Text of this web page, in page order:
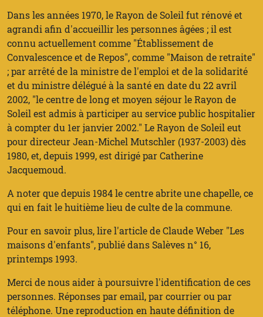
Dans les années 1970, le Rayon de Soleil fut rénové et
agrandi afin d'accueillir les personnes âgées ; il est
connu actuellement comme "Établissement de
Convalescence et de Repos", comme "Maison de retraite"
; par arrêté de la ministre de l'emploi et de la solidarité
et du ministre délégué à la santé en date du 22 avril
2002, "le centre de long et moyen séjour le Rayon de
Soleil est admis à participer au service public hospitalier
à compter du 1er janvier 2002." Le Rayon de Soleil eut
pour directeur Jean-Michel Mutschler (1937-2003) dès
1980, et, depuis 1999, est dirigé par Catherine
Jacquemoud.
A noter que depuis 1984 le centre abrite une chapelle, ce
qui en fait le huitième lieu de culte de la commune.
Pour en savoir plus, lire l'article de Claude Weber "Les
maisons d'enfants", publié dans Salèves n° 16,
printemps 1993.
Merci de nous aider à poursuivre l'identification de ces
personnes. Réponses par email, par courrier ou par
téléphone. Une reproduction en haute définition de